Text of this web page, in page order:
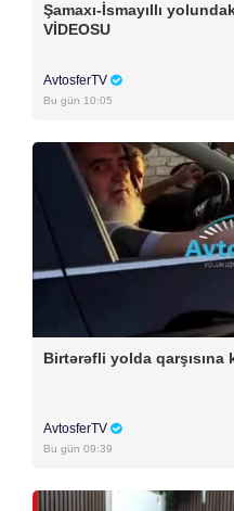
Şamaxı-İsmayıllı
VİDEOSU
AvtosferTV
Bu gün 10:05
Birtərəfli yolda qarşısına
AvtosferTV
Bu gün 09:39